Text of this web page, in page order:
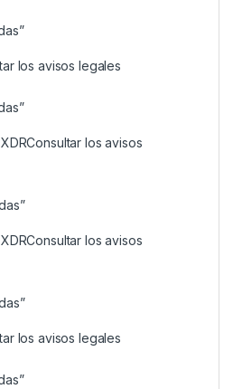
los avisos legales
Consultar los avisos
Consultar los avisos
los avisos legales